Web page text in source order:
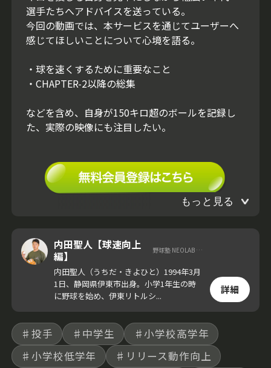
選手たちへアドバイスを送っている。
今回の動画では、本サービスを通じてユーザーへ
感じてほしいことについて心境を語る。
・球を速くするために重要なこと
・CHAPTER-2以降の総集
などを含め、自身が150キロ超のボールを記録し
た、実際の映像にも注目したい。
もっと見る
内田聖人【球速向上
編】
野球塾 NEOLAB 代表
内田聖人（うちだ・きよひと）1994年3月
1日、静岡県伊東市出身。小学1年生の時
に野球を始め、伊東リトルシ...
詳細
♯投手 ♯中学生
♯小学校高学年
♯小学校低学年
♯リリース動作向上